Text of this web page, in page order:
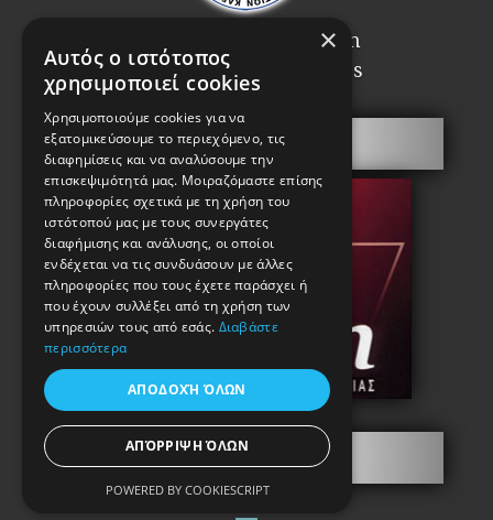
Recognized Association
Professional Keymakers
Security doors
Information
×
Αυτός ο ιστότοπος
χρησιμοποιεί cookies
Χρησιμοποιούμε cookies για να
εξατομικεύσουμε το περιεχόμενο, τις
διαφημίσεις και να αναλύσουμε την
επισκεψιμότητά μας. Μοιραζόμαστε επίσης
πληροφορίες σχετικά με τη χρήση του
ιστότοπού μας με τους συνεργάτες
διαφήμισης και ανάλυσης, οι οποίοι
ενδέχεται να τις συνδυάσουν με άλλες
πληροφορίες που τους έχετε παράσχει ή
που έχουν συλλέξει από τη χρήση των
υπηρεσιών τους από εσάς. Διαβάστε
περισσότερα
ΑΠΟΔΟΧΉ ΌΛΩΝ
ΑΠΌΡΡΙΨΗ ΌΛΩΝ
POWERED BY COOKIESCRIPT